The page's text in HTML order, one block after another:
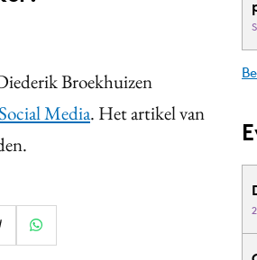
Broekhuizen
Media. Het artikel van